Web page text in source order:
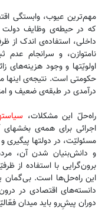
مهم‌ترین عیوب، وابستگی
که در حیطه‌ی وظایف دولت
داخلی، استفاده‌ی اندک از
نامتوازن، و سرانجام عدم
اولویّتها و وجود هزینه‌های
حکومتی است. نتیجه‌ی اینها
درآمدی در طبقه‌ی ضعیف و
راه‌حلّ این مشکلات،
اجرائی برای همه‌ی
مسئولیّت، در دولتها
و دانش‌بنیان شدن آن،
برون‌گرایی با استفاده از
این راه‌حل‌ها است.
دانسته‌های اقتصادی در
دوران پیشِ‌رو باید میدان